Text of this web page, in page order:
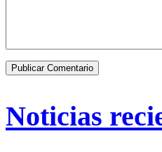
Noticias